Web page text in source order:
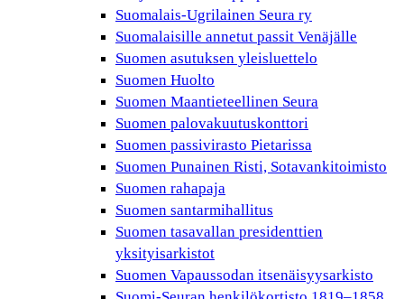
Suomalais-Ugrilainen Seura ry
Suomalaisille annetut passit Venäjälle
Suomen asutuksen yleisluettelo
Suomen Huolto
Suomen Maantieteellinen Seura
Suomen palovakuutuskonttori
Suomen passivirasto Pietarissa
Suomen Punainen Risti, Sotavankitoimisto
Suomen rahapaja
Suomen santarmihallitus
Suomen tasavallan presidenttien
yksityisarkistot
Suomen Vapaussodan itsenäisyysarkisto